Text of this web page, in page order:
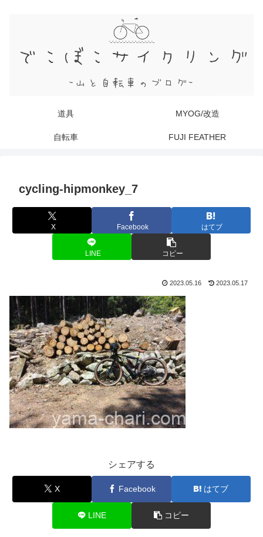
道具 MYOG/改造
自転車 FUJI FEATHER
cycling-hipmonkey_7
X Facebook はてブ
LINE コピー
2023.05.16 2023.05.17
シェアする
X Facebook はてブ
LINE コピー